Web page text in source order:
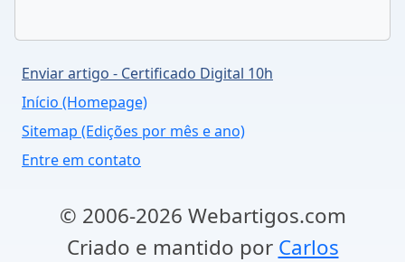
Enviar artigo - Certificado Digital 10h
Início (Homepage)
Sitemap (Edições por mês e ano)
Entre em contato
© 2006-2026 Webartigos.com
Criado e mantido por Carlos